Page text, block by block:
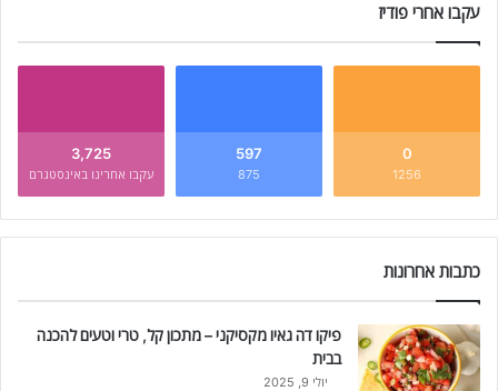
עקבו אחרי פודיז
0
1256
597
875
3,725
עקבו אחרינו באינסטגרם
כתבות אחרונות
פיקו דה גאיו מקסיקני – מתכון קל, טרי וטעים להכנה
בבית
יולי 9, 2025